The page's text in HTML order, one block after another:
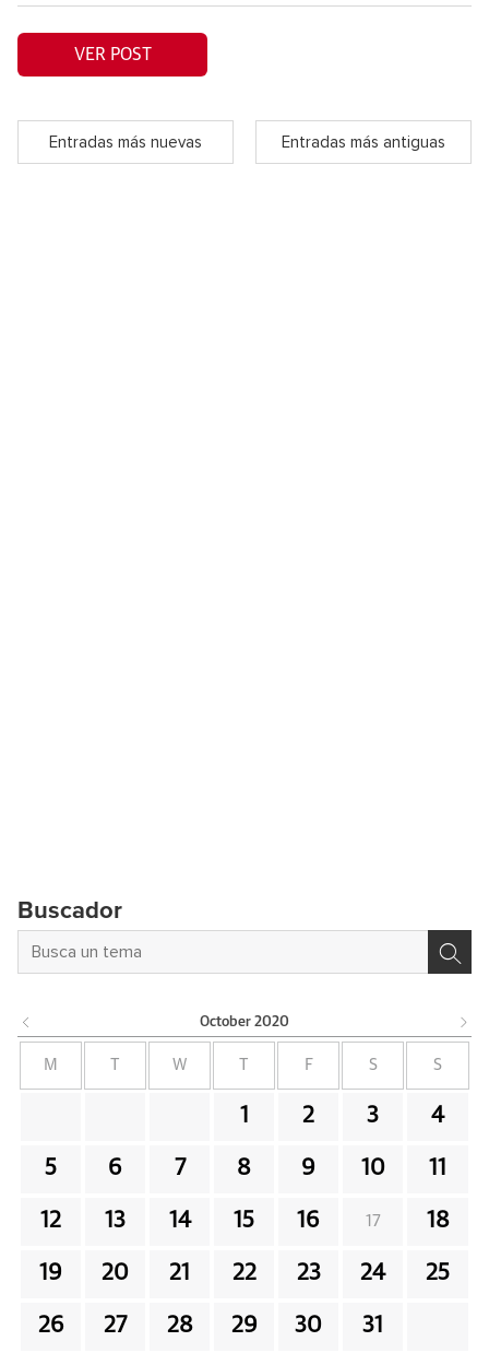
VER POST
Entradas más nuevas Entradas más antiguas
Buscador
October 2020
M W F S S
1 2 3 4
5 6 7 8 9 10 11
12 13 14 15 16 17 18
19 20 21 22 23 24 25
26 27 28 29 30 31